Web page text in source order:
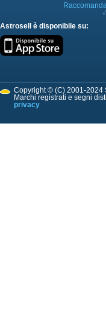
Astrosell è disponibile su:
Copyright © (C) 2001-2024
Marchi registrati e segni
privacy